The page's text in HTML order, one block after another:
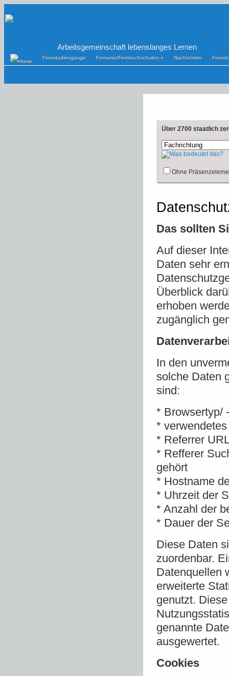
Arbeitsgemeinschaft lebenslanges Lernen
Fernstudiengänge Fernunis/Fernhochschulen » Nachrichten
Über 2700 staatlich
Ohne
Das sollten
Auf dieser
Daten sehr
Überblick
erhoben
zugänglich
In den
solche Daten
sind:
* Browsertyp/
*
* Referrer
* Refferer
gehört
* Hostname
* Uhrzeit der
* Anzahl der
* Dauer der
Diese Daten
zuordenbar.
Datenquellen
erweiterte
genutzt.
genannte
ausgewertet.
Cookies